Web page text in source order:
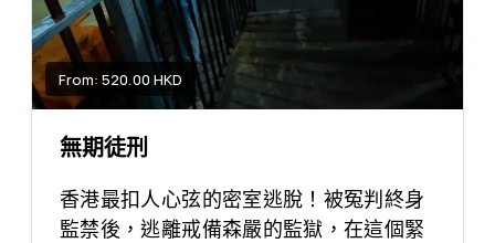
From: 520.00 HKD
無期徒刑
香港最扣人心弦的密室逃脫！被冤判終身
監禁後，逃離戒備森嚴的監獄，在這個緊